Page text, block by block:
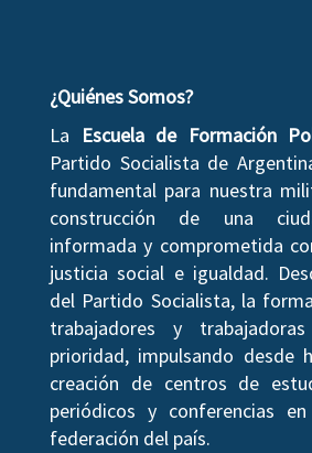
¿Quiénes Somos?
La
Escuela de Formación
Partido Socialista de
fundamental para nuestra
construcción de una
informada y comprometida
justicia social e igualdad.
del Partido Socialista, la
trabajadores y
prioridad, impulsando desde
creación de centros de
periódicos y conferencias
federación del país.